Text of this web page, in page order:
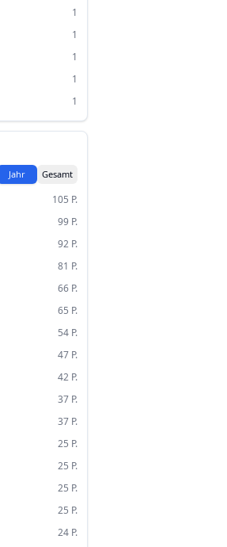
1
1
1
1
1
Jahr Gesamt
105 P.
99 P.
92 P.
81 P.
66 P.
65 P.
54 P.
47 P.
42 P.
37 P.
37 P.
25 P.
25 P.
25 P.
25 P.
24 P.